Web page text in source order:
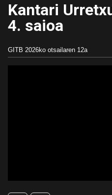
Kantari
4. saioa
GITB 2026ko otsailaren 12a